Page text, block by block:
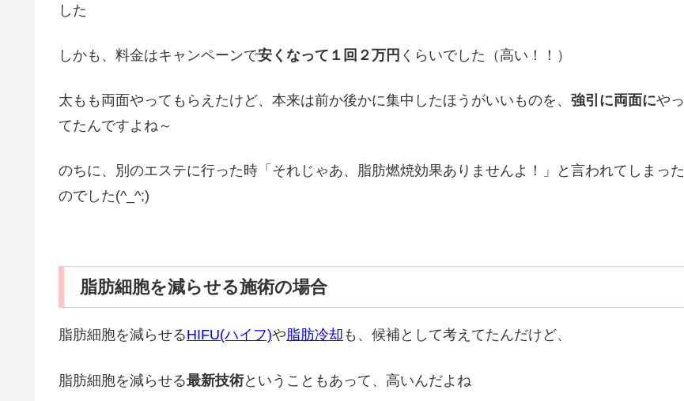
した
しかも、料金はキャンペーンで安くなって１回２万円 くらいでした（高い！！）
太もも両面やってもらえたけど、本来は前か後かに集中したほうがいいものを、 強引に両面にやっ
てたんですよね～
のちに、別のエステに行った時「それじゃあ、脂肪燃焼効果ありませんよ！」と言われてしまった
のでした(^_^;)
脂肪細胞を減らせる施術の場合
脂肪細胞を減らせるHIFU(ハイフ)や脂肪冷却 も、候補として考えてたんだけど、
脂肪細胞を減らせる最新技術ということもあって、高いんだよね